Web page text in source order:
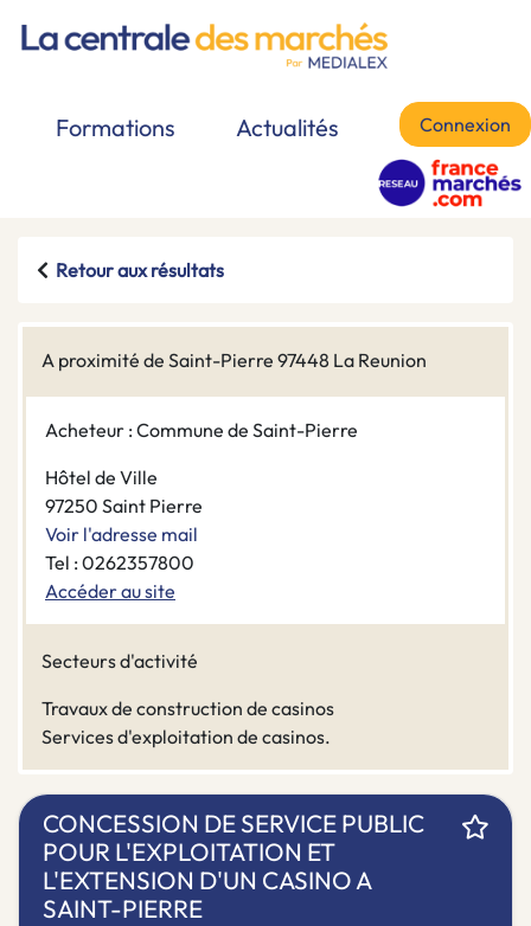
Formations Actualités Connexion
Retour aux résultats
A proximité de Saint-Pierre 97448 La Reunion
Acheteur : Commune de Saint-Pierre
Hôtel de Ville
97250 Saint Pierre
Voir l'adresse mail
Tel : 0262357800
Accéder au site
Secteurs d'activité
Travaux de construction de casinos
Services d'exploitation de casinos.
CONCESSION DE SERVICE PUBLIC
POUR L'EXPLOITATION ET
L'EXTENSION D'UN CASINO A
SAINT-PIERRE